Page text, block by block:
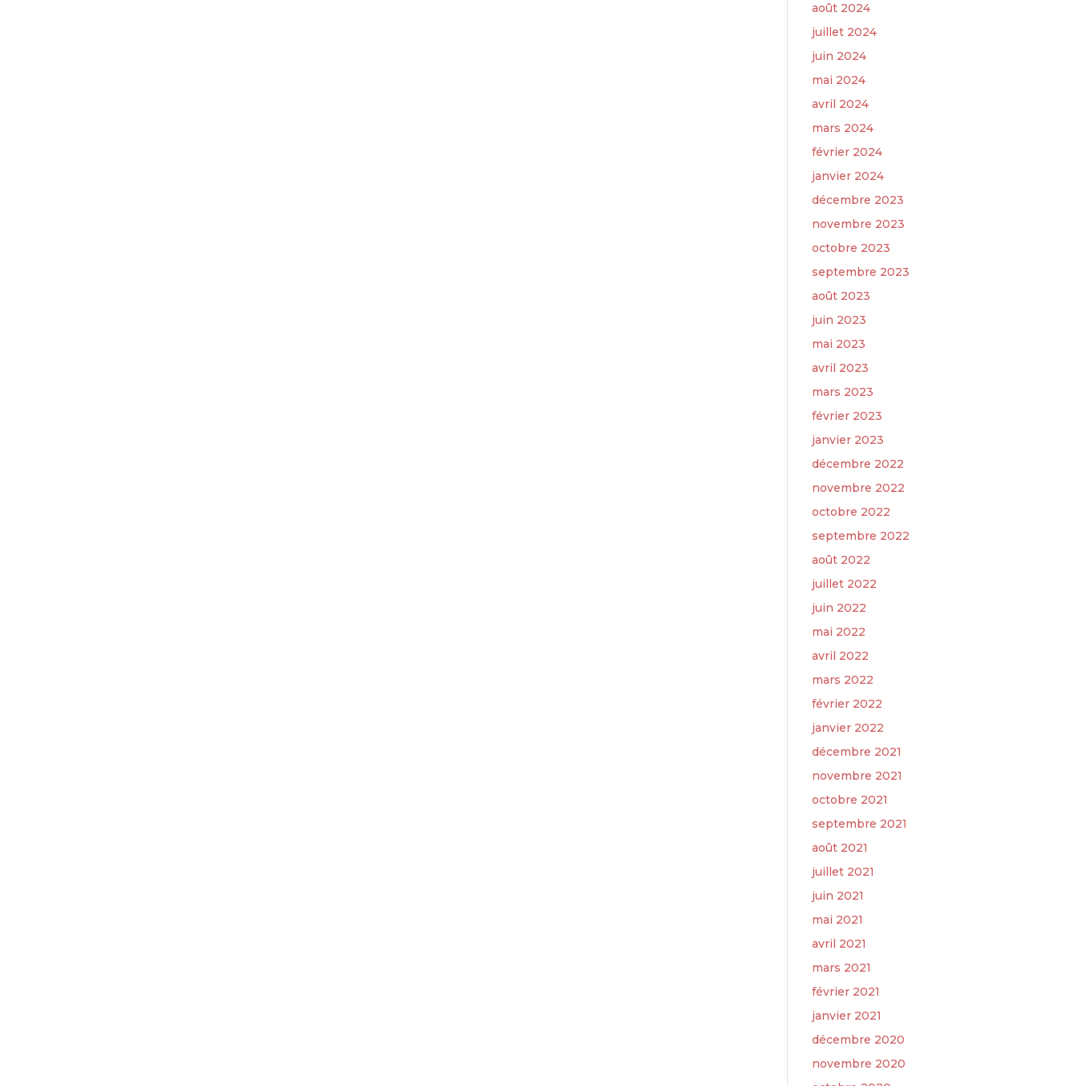
août 2024
juillet 2024
juin 2024
mai 2024
avril 2024
mars 2024
février 2024
janvier 2024
décembre 2023
novembre 2023
octobre 2023
septembre 2023
août 2023
juin 2023
mai 2023
avril 2023
mars 2023
février 2023
janvier 2023
décembre 2022
novembre 2022
octobre 2022
septembre 2022
août 2022
juillet 2022
juin 2022
mai 2022
avril 2022
mars 2022
février 2022
janvier 2022
décembre 2021
novembre 2021
octobre 2021
septembre 2021
août 2021
juillet 2021
juin 2021
mai 2021
avril 2021
mars 2021
février 2021
janvier 2021
décembre 2020
novembre 2020